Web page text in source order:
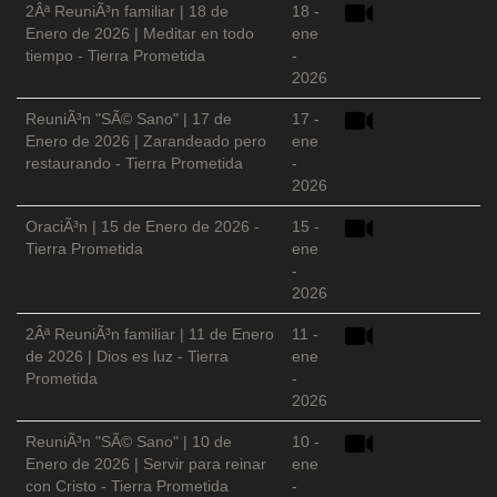
2Âª ReuniÃ³n familiar | 18 de
Enero de 2026 | Meditar en todo
tiempo - Tierra Prometida
18 -
ene
-
2026
ReuniÃ³n "SÃ© Sano" | 17 de
Enero de 2026 | Zarandeado pero
restaurando - Tierra Prometida
17 -
ene
-
2026
OraciÃ³n | 15 de Enero de 2026 -
Tierra Prometida
15 -
ene
-
2026
2Âª ReuniÃ³n familiar | 11 de Enero
de 2026 | Dios es luz - Tierra
Prometida
11 -
ene
-
2026
ReuniÃ³n "SÃ© Sano" | 10 de
Enero de 2026 | Servir para reinar
con Cristo - Tierra Prometida
10 -
ene
-